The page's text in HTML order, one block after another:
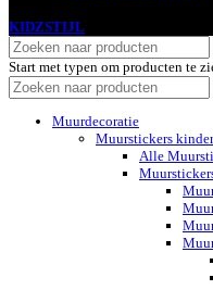
KIDZSTIJL
Start met typen om producten te
Muurdecoratie
Muurstickers
Alle